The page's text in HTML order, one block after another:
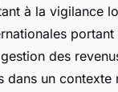
à la vigilance
portant
des
dans un contexte